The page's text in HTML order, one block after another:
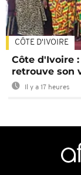
CÔTE D'IVOIRE
Côte d'Ivoire
retrouve son
Il y a 17 heures